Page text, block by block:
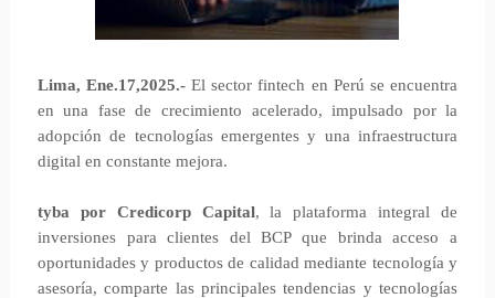
Lima, Ene.17,2025.- El sector fintech en Perú se encuentra
en una fase de crecimiento acelerado, impulsado por la
adopción de tecnologías emergentes y una infraestructura
digital en constante mejora.
tyba por Credicorp Capital, la plataforma integral de
inversiones para clientes del BCP que brinda acceso a
oportunidades y productos de calidad mediante tecnología y
asesoría, comparte las principales tendencias y tecnologías